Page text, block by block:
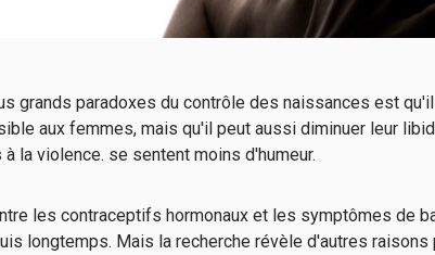
grands paradoxes du contrôle des naissances est
aux femmes, mais qu'il peut aussi diminuer leur
la violence. se sentent moins d'humeur.
les contraceptifs hormonaux et les symptômes de
longtemps. Mais la recherche révèle d'autres